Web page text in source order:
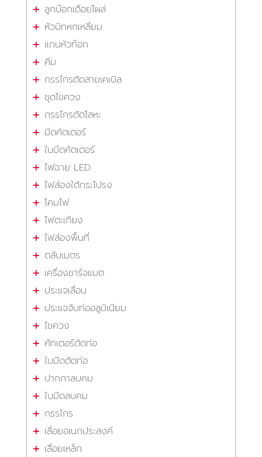
ลูกบ๊อกเดือยโผล่
หัวบิทหกเหลี่ยม
แกนหัวท๊อก
คีม
กรรไกรตัดสายเคเบิล
ชุดไขควง
กรรไกรตัดโลหะ
มีดคัตเตอร์
ใบมีดคัตเตอร์
ไฟฉาย LED
ไฟส่องใต้กระโปรง
โคมไฟ
ไฟตะเกียง
ไฟส่องพื้นที่
ตลับเมตร
เครื่องชาร์จแบต
ประแจเลื่อน
ประแจจับท่ออลูมิเนียม
ไขควง
คัทเตอร์ตัดท่อ
ใบมีดตัดท่อ
ปากกาลบคม
ใบมีดลบคม
กรรไกร
เลื่อยอเนกประสงค์
เลื่อยเหล็ก